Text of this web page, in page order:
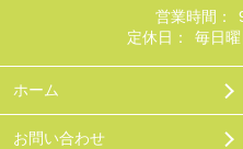
営業時間：
定休日：
毎日
ホーム
お問い合わせ